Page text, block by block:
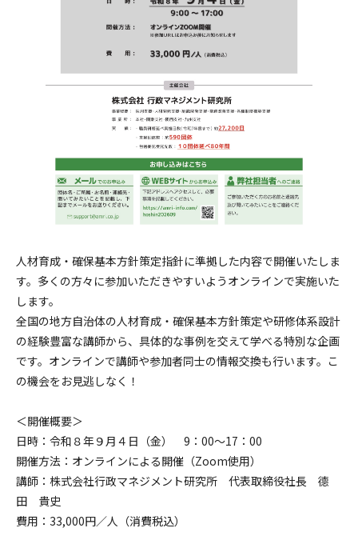
人材育成・確保基本方針策定指針に準拠した内容で開催いたしま
す。多くの方々に参加いただきやすいようオンラインで実施いた
します。
全国の地方自治体の人材育成・確保基本方針策定や研修体系設計
の経験豊富な講師から、具体的な事例を交えて学べる特別な企画
です。オンラインで講師や参加者同士の情報交換も行います。こ
の機会をお見逃しなく！
＜開催概要＞
日時：令和８年９月４日（金） 9：00～17：00
開催方法：オンラインによる開催（Zoom使用）
講師：株式会社行政マネジメント研究所 代表取締役社長 德
田 貴史
費用：33,000円／人（消費税込）